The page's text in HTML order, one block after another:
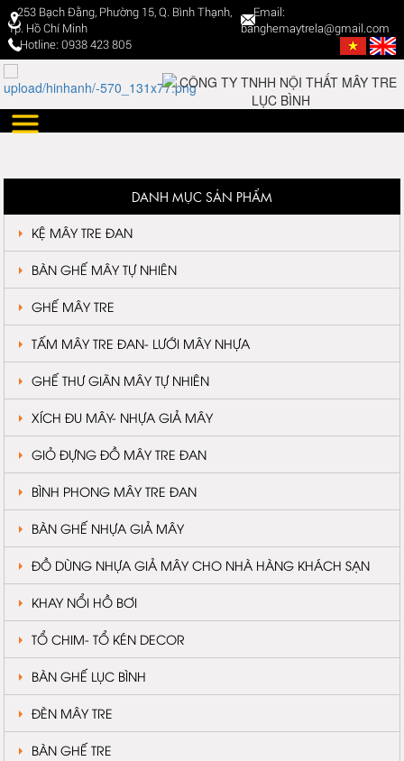
253 Bạch Đằng, Phường 15, Q. Bình Thạnh,
Tp. Hồ Chí Minh
Email:
banghemaytrela@gmail.com
Hotline: 0938 423 805
DANH MỤC SẢN PHẨM
KỆ MÂY TRE ĐAN
BÀN GHẾ MÂY TỰ NHIÊN
GHẾ MÂY TRE
TẤM MÂY TRE ĐAN- LƯỚI MÂY NHỰA
GHẾ THƯ GIÃN MÂY TỰ NHIÊN
XÍCH ĐU MÂY- NHỰA GIẢ MÂY
GIỎ ĐỰNG ĐỒ MÂY TRE ĐAN
BÌNH PHONG MÂY TRE ĐAN
BÀN GHẾ NHỰA GIẢ MÂY
ĐỒ DÙNG NHỰA GIẢ MÂY CHO NHÀ HÀNG KHÁCH SẠN
KHAY NỔI HỒ BƠI
TỔ CHIM- TỔ KÉN DECOR
BÀN GHẾ LỤC BÌNH
ĐÈN MÂY TRE
BÀN GHẾ TRE